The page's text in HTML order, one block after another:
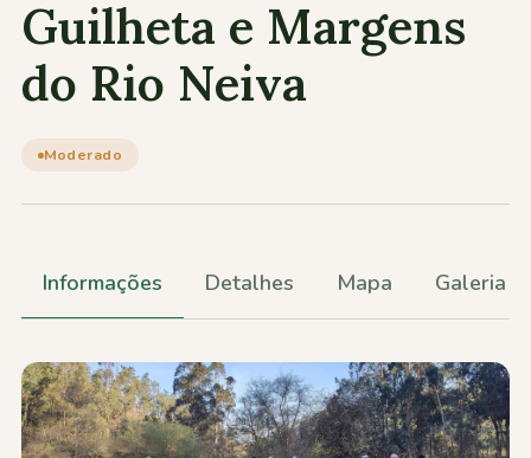
Estatísticas
Participações
Guilheta e Margens
do Rio Neiva
Moderado
Informações Detalhes Mapa Galeria